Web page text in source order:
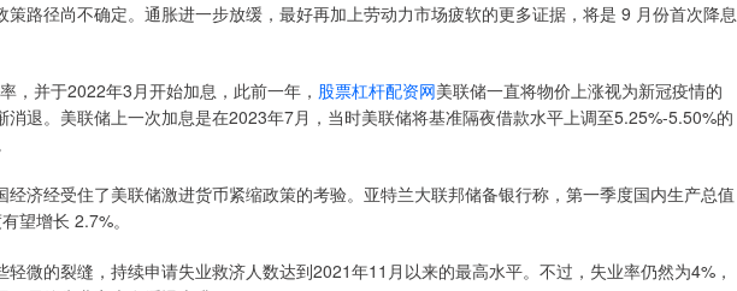
路径尚不确定。通胀进一步放缓，最好再加上劳动力市场疲软的更多证据，将是 9 月份首次降息
并于2022年3月开始加息，此前一年， 股票杠杆配资网美联储一直将物价上涨视为新冠疫情的
消退。美联储上一次加息是在2023年7月，当时美联储将基准隔夜借款水平上调至5.25%-5.50%的
济经受住了美联储激进货币紧缩政策的考验。亚特兰大联邦储备银行称，第一季度国内生产总值
望增长 2.7%。
的裂缝，持续申请失业救济人数达到2021年11月以来的最高水平。不过，失业率仍然为4%，